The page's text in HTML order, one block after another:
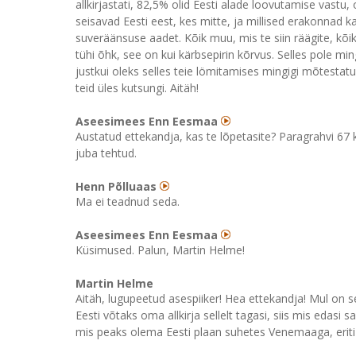
allkirjastati, 82,5% olid Eesti alade loovutamise
seisavad Eesti eest, kes mitte, ja millised erakonnad
suveräänsuse aadet. Kõik muu, mis te siin räägite,
tühi õhk, see on kui kärbsepirin kõrvus. Selles pole
justkui oleks selles teie lömitamises mingigi
teid üles kutsungi. Aitäh!
Aseesimees Enn Eesmaa
Austatud ettekandja, kas te lõpetasite? Paragrahvi
juba tehtud.
Henn Põlluaas
Ma ei teadnud seda.
Aseesimees Enn Eesmaa
Küsimused. Palun, Martin Helme!
Martin Helme
Aitäh, lugupeetud asespiiker! Hea ettekandja! Mul on
Eesti võtaks oma allkirja sellelt tagasi, siis mis edasi
mis peaks olema Eesti plaan suhetes Venemaaga,